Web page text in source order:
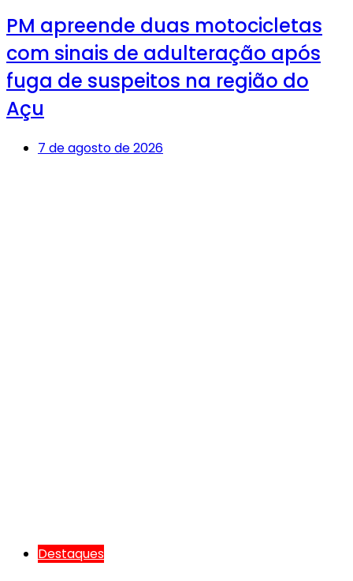
PM apreende duas motocicletas
com sinais de adulteração após
fuga de suspeitos na região do
Açu
7 de agosto de 2026
Destaques